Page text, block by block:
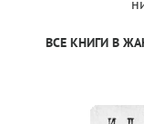
ВСЕ КНИГИ В